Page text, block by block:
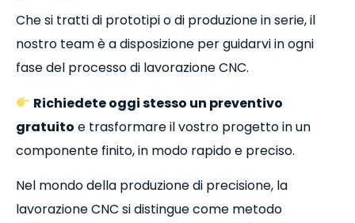
Che si tratti di prototipi o di produzione in serie, il
nostro team è a disposizione per guidarvi in ogni
fase del processo di lavorazione CNC.
Richiedete oggi stesso un preventivo
gratuito e trasformare il vostro progetto in un
componente finito, in modo rapido e preciso.
Nel mondo della produzione di precisione, la
lavorazione CNC si distingue come metodo